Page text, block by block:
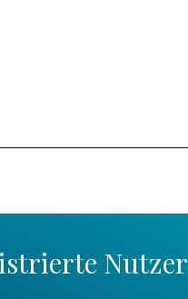
Nutzer